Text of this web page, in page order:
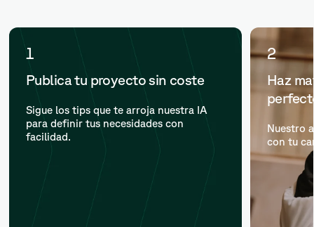
1
Publica tu proyecto sin coste
Sigue los tips que te arroja nuestra IA
para definir tus necesidades con
facilidad.
2
Haz
Nuestro
con tu